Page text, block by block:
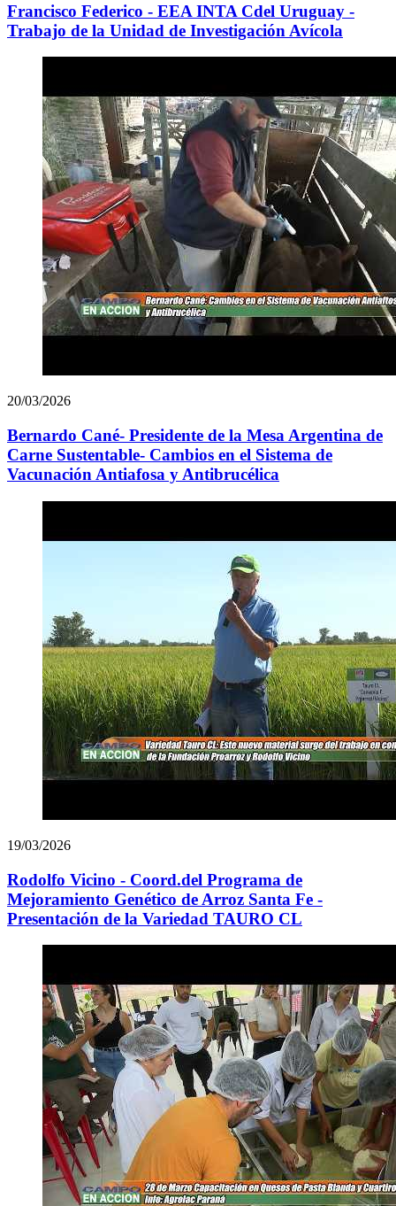
Francisco Federico - EEA INTA Cdel Uruguay -
Trabajo de la Unidad de Investigación Avícola
20/03/2026
Bernardo Cané- Presidente de la Mesa Argentina de
Carne Sustentable- Cambios en el Sistema de
Vacunación Antiafosa y Antibrucélica
19/03/2026
Rodolfo Vicino - Coord.del Programa de
Mejoramiento Genético de Arroz Santa Fe -
Presentación de la Variedad TAURO CL